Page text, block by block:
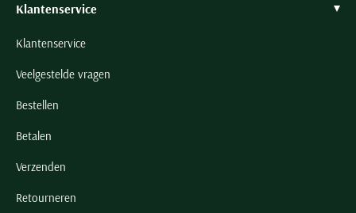
Klantenservice
Klantenservice
Veelgestelde vragen
Bestellen
Betalen
Verzenden
Retourneren